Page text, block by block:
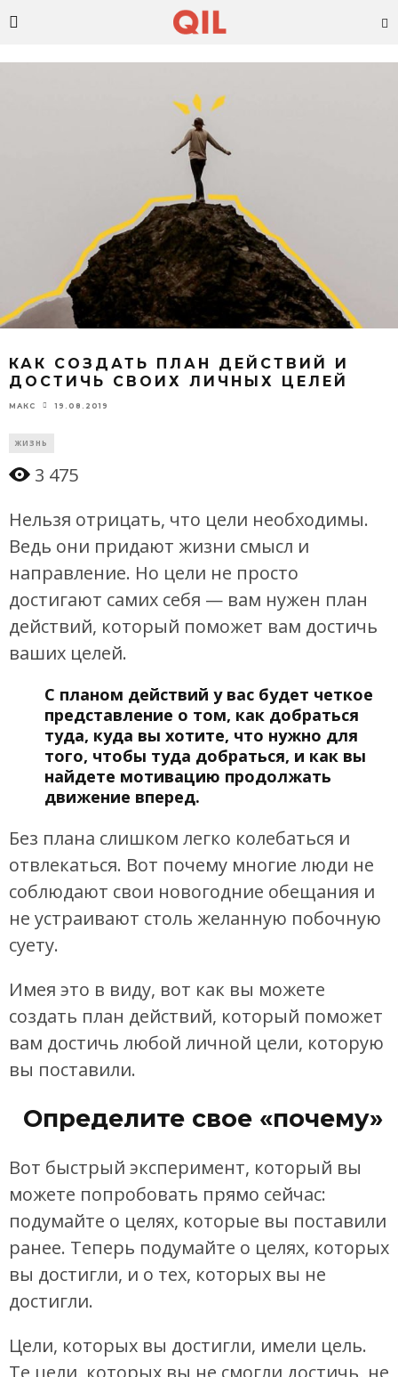
КАК СОЗДАТЬ ПЛАН ДЕЙСТВИЙ И
ДОСТИЧЬ СВОИХ ЛИЧНЫХ ЦЕЛЕЙ
МАКС 19.08.2019
ЖИЗНЬ
3 475
Нельзя отрицать, что цели необходимы.
Ведь они придают жизни смысл и
направление. Но цели не просто
достигают самих себя — вам нужен план
действий, который поможет вам достичь
ваших целей.
С планом действий у вас будет четкое
представление о том, как добраться
туда, куда вы хотите, что нужно для
того, чтобы туда добраться, и как вы
найдете мотивацию продолжать
движение вперед.
Без плана слишком легко колебаться и
отвлекаться. Вот почему многие люди не
соблюдают свои новогодние обещания и
не устраивают столь желанную побочную
суету.
Имея это в виду, вот как вы можете
создать план действий, который поможет
вам достичь любой личной цели, которую
вы поставили.
Определите свое «почему»
Вот быстрый эксперимент, который вы
можете попробовать прямо сейчас:
подумайте о целях, которые вы поставили
ранее. Теперь подумайте о целях, которых
вы достигли, и о тех, которых вы не
достигли.
Цели, которых вы достигли, имели цель.
Те цели, которых вы не смогли достичь, не